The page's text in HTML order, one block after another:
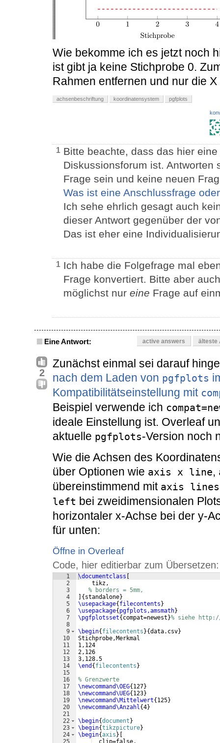
Wie bekomme ich es jetzt noch
ist gibt ja keine Stichprobe 0.
Rahmen entfernen und nur die
achsenbeschriftung koordinatensystem pgfplots
1 Bitte beachte, dass das hier
Diskussionsforum ist. Antworten
Frage sein und keine neuen
Was ist eine Anschlussfrage
Ich sehe ehrlich gesagt auch
dieser Antwort gegenüber der
Das ist eher eine
1 Ich habe die Folgefrage mal
Frage konvertiert. Bitte aber
möglichst nur eine Frage auf
Eine Antwort: active answers älteste
2
Zunächst einmal sei darauf
nach dem Laden von pgfplots
Kompatibilitätseinstellung mit
Beispiel verwende ich
ideale Einstellung ist. Overleaf
aktuelle pgfplots-Version noch
Wie die Achsen des
über Optionen wie axis x line,
übereinstimmend mit axis lines
left bei zweidimensionalen
horizontaler x-Achse bei der y-
für unten:
Öffne in Overleaf
Code, hier editierbar zum Übersetzen:
1
2
3
4
5
6
7
8
9
10
11
12
13
14
15
16
17
18
19
20
21
22
23
24
\documentclass
    tikz,
% borders = 5mm,
{ standalone}
\usepackage{ filecontents }
\usepackage{ pgfplots,amsmath}
\pgfplotsset{ compat=newest }% siehe
\begin{ filecontents }{data.csv}
Stichprobe,Merkmal
1,124
2,126
3,128.5
\end { filecontents }
% Grenzwerte
\newcommand\OEG{ 127}
\newcommand\UEG{ 123}
\newcommand\Mittelwert{ 125}
\newcommand\Anzahl{4}
\begin{document }
\begin{tikzpicture}
\begin{axis }